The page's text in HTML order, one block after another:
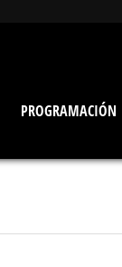
PROGRAMACIÓN